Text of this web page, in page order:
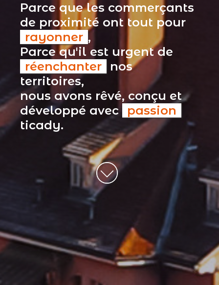
Parce que les commerçants
de proximité ont tout pour
rayonner ,
Parce qu'il est urgent de
réenchanter
nos
territoires,
nous avons rêvé, conçu et
développé avec passion
ticady.